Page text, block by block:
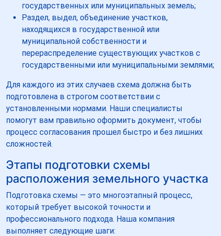
государственных или муниципальных земель;
Раздел, выдел, объединение участков,
находящихся в государственной или
муниципальной собственности и
перераспределение существующих участков с
государственными или муниципальными землями;
Для каждого из этих случаев схема должна быть
подготовлена в строгом соответствии с
установленными нормами. Наши специалисты
помогут вам правильно оформить документ, чтобы
процесс согласования прошел быстро и без лишних
сложностей.
Этапы подготовки схемы
расположения земельного участка
Подготовка схемы — это многоэтапный процесс,
который требует высокой точности и
профессионального подхода. Наша компания
выполняет следующие шаги: